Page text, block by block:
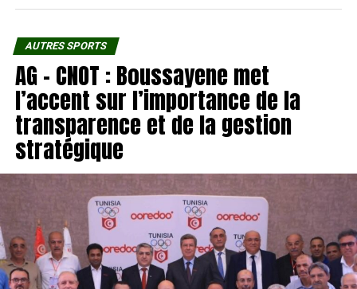
AUTRES SPORTS
AG – CNOT : Boussayene met
l’accent sur l’importance de la
transparence et de la gestion
stratégique